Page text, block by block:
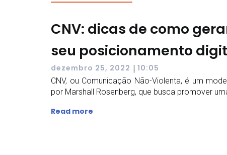
CNV: dicas de como
seu posicionamento
dezembro 25, 2022 | 10:05
CNV, ou Comunicação Não-Violenta, é um
por Marshall Rosenberg, que busca promover
Read more